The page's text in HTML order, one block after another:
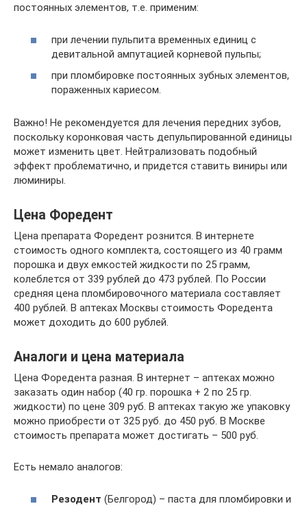
постоянных элементов, т.е. применим:
при лечении пульпита временных единиц с
девитальной ампутацией корневой пульпы;
при пломбировке постоянных зубных элементов,
пораженных кариесом.
Важно! Не рекомендуется для лечения передних зубов,
поскольку коронковая часть депульпированной единицы
может изменить цвет. Нейтрализовать подобный
эффект проблематично, и придется ставить виниры или
люминиры.
Цена Форедент
Цена препарата Форедент рознится. В интернете
стоимость одного комплекта, состоящего из 40 грамм
порошка и двух емкостей жидкости по 25 грамм,
колеблется от 339 рублей до 473 рублей. По России
средняя цена пломбировочного материала составляет
400 рублей. В аптеках Москвы стоимость Форедента
может доходить до 600 рублей.
Аналоги и цена материала
Цена Форедента разная. В интернет – аптеках можно
заказать один набор (40 гр. порошка + 2 по 25 гр.
жидкости) по цене 309 руб. В аптеках такую же упаковку
можно приобрести от 325 руб. до 450 руб. В Москве
стоимость препарата может достигать – 500 руб.
Есть немало аналогов:
Резодент (Белгород) – паста для пломбировки и